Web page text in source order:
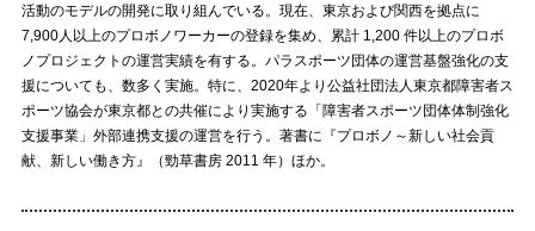
活動のモデルの開発に取り組んでいる。現在、東京および関西を拠点に
7,900人以上のプロボノワーカーの登録を集め、累計 1,200 件以上のプロボ
ノプロジェクトの運営実績を有する。パラスポーツ団体の運営基盤強化の支
援についても、数多く実施。特に、2020年より公益社団法人東京都障害者ス
ポーツ協会が東京都との共催により実施する「障害者スポーツ団体体制強化
支援事業」外部連携支援の運営を行う。著書に『プロボノ～新しい社会貢
献、新しい働き方』（勁草書房 2011 年）ほか。